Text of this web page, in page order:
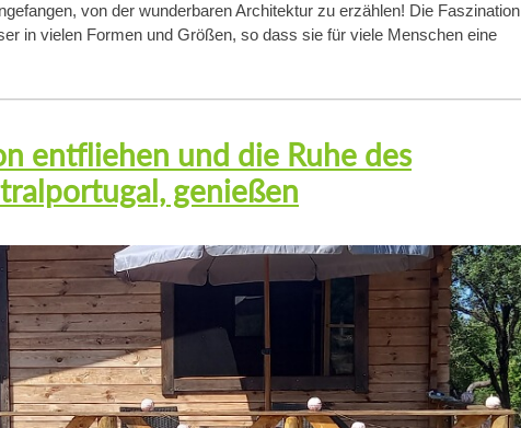
von der wunderbaren Architektur zu erzählen! Die Faszination
in vielen Formen und Größen, so dass sie für viele Menschen eine
entfliehen und die Ruhe des
genießen